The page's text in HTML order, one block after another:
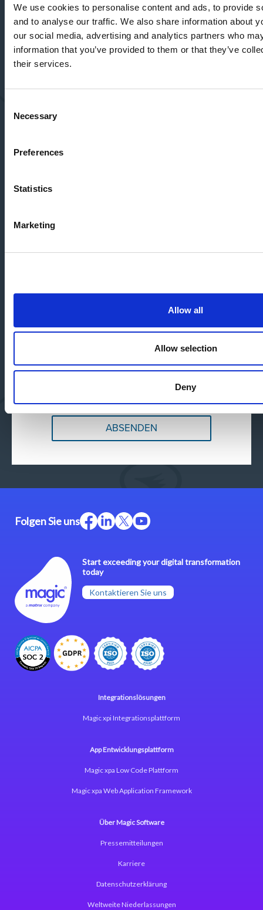
We use cookies to personalise content and ads, to provide
and to analyse our traffic. We also share information about
our social media, advertising and analytics partners who
information that you’ve provided to them or that they’ve
their services.
Selection
Necessary
Preferences
Statistics
Marketing
Allow all
Allow selection
Deny
Unternehmen*
Branche*
Interessiert an
Nachricht*
Verwaltung Ihres Kontos und zur Bereitstellung der von Ihnen
Informationen zum Abbestellen, zu unseren Datenschutzverfahren und
unserer Datenschutzrichtlinie.
Software die oben angegebenen persönlichen Daten speichert und
Start exceeding your digital transformation
today
Kontaktieren Sie uns
Folgen Sie uns
Integrationslösungen
Magic xpi Integrationsplattform
App Entwicklungsplattform
Magic xpa Low Code Plattform
Magic xpa Web Application Framework
Über Magic Software
Pressemitteilungen
Karriere
Datenschutzerklärung
Weltweite Niederlassungen